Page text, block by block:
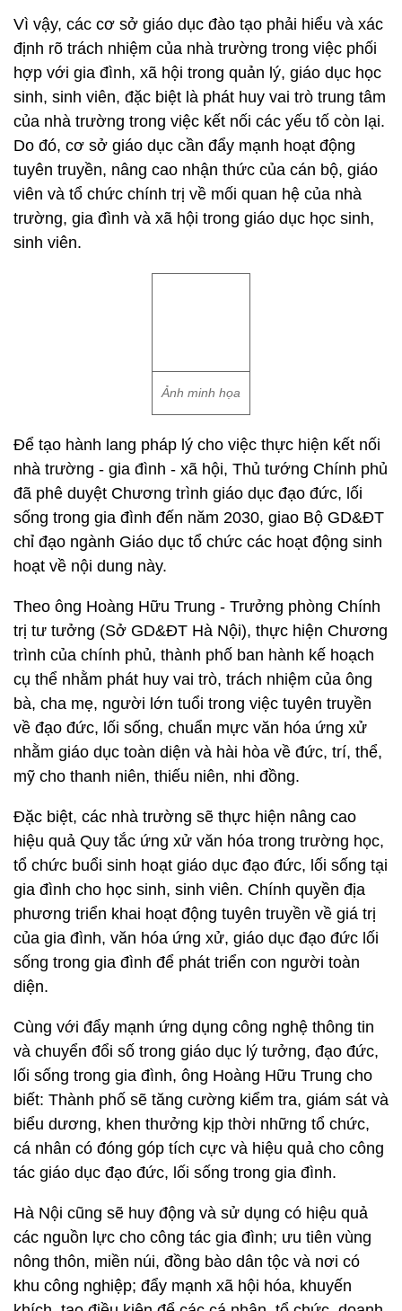
Vì vậy, các cơ sở giáo dục đào tạo phải hiểu và xác
định rõ trách nhiệm của nhà trường trong việc phối
hợp với gia đình, xã hội trong quản lý, giáo dục học
sinh, sinh viên, đặc biệt là phát huy vai trò trung tâm
của nhà trường trong việc kết nối các yếu tố còn lại.
Do đó, cơ sở giáo dục cần đẩy mạnh hoạt động
tuyên truyền, nâng cao nhận thức của cán bộ, giáo
viên và tổ chức chính trị về mối quan hệ của nhà
trường, gia đình và xã hội trong giáo dục học sinh,
sinh viên.
Ảnh minh họa
Để tạo hành lang pháp lý cho việc thực hiện kết nối
nhà trường - gia đình - xã hội, Thủ tướng Chính phủ
đã phê duyệt Chương trình giáo dục đạo đức, lối
sống trong gia đình đến năm 2030, giao Bộ GD&ĐT
chỉ đạo ngành Giáo dục tổ chức các hoạt động sinh
hoạt về nội dung này.
Theo ông Hoàng Hữu Trung - Trưởng phòng Chính
trị tư tưởng (Sở GD&ĐT Hà Nội), thực hiện Chương
trình của chính phủ, thành phố ban hành kế hoạch
cụ thể nhằm phát huy vai trò, trách nhiệm của ông
bà, cha mẹ, người lớn tuổi trong việc tuyên truyền
về đạo đức, lối sống, chuẩn mực văn hóa ứng xử
nhằm giáo dục toàn diện và hài hòa về đức, trí, thể,
mỹ cho thanh niên, thiếu niên, nhi đồng.
Đặc biệt, các nhà trường sẽ thực hiện nâng cao
hiệu quả Quy tắc ứng xử văn hóa trong trường học,
tổ chức buổi sinh hoạt giáo dục đạo đức, lối sống tại
gia đình cho học sinh, sinh viên. Chính quyền địa
phương triển khai hoạt động tuyên truyền về giá trị
của gia đình, văn hóa ứng xử, giáo dục đạo đức lối
sống trong gia đình để phát triển con người toàn
diện.
Cùng với đẩy mạnh ứng dụng công nghệ thông tin
và chuyển đổi số trong giáo dục lý tưởng, đạo đức,
lối sống trong gia đình, ông Hoàng Hữu Trung cho
biết: Thành phố sẽ tăng cường kiểm tra, giám sát và
biểu dương, khen thưởng kịp thời những tổ chức,
cá nhân có đóng góp tích cực và hiệu quả cho công
tác giáo dục đạo đức, lối sống trong gia đình.
Hà Nội cũng sẽ huy động và sử dụng có hiệu quả
các nguồn lực cho công tác gia đình; ưu tiên vùng
nông thôn, miền núi, đồng bào dân tộc và nơi có
khu công nghiệp; đẩy mạnh xã hội hóa, khuyến